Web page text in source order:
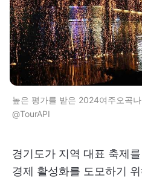
높은 평가를 받은 2024여주오곡
@TourAPI
경기도가 지역 대표 축제
경제 활성화를 도모하기